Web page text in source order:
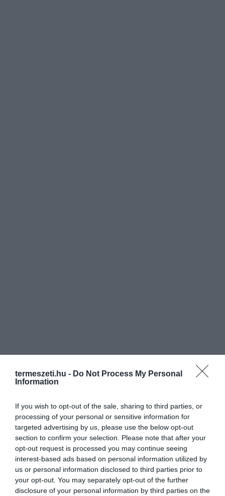
termeszeti.hu - Do Not Process My Personal
Information
If you wish to opt-out of the sale, sharing to third parties, or
processing of your personal or sensitive information for
targeted advertising by us, please use the below opt-out
section to confirm your selection. Please note that after your
opt-out request is processed you may continue seeing
interest-based ads based on personal information utilized by
us or personal information disclosed to third parties prior to
your opt-out. You may separately opt-out of the further
disclosure of your personal information by third parties on the